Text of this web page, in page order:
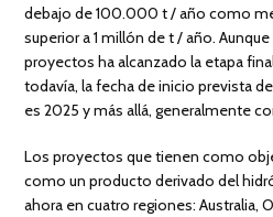
debajo de 100.000 t / año como
superior a 1 millón de t / año.
proyectos ha alcanzado la etapa
todavía, la fecha de inicio prevista
es 2025 y más allá, generalmente
Los proyectos que tienen como
como un producto derivado del
ahora en cuatro regiones: Australia,